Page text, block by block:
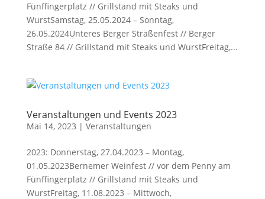
Fünffingerplatz // Grillstand mit Steaks und
WurstSamstag, 25.05.2024 – Sonntag,
26.05.2024Unteres Berger Straßenfest // Berger
Straße 84 // Grillstand mit Steaks und WurstFreitag,...
Veranstaltungen und Events 2023
Mai 14, 2023 | Veranstaltungen
2023: Donnerstag, 27.04.2023 – Montag,
01.05.2023Bernemer Weinfest // vor dem Penny am
Fünffingerplatz // Grillstand mit Steaks und
WurstFreitag, 11.08.2023 – Mittwoch,